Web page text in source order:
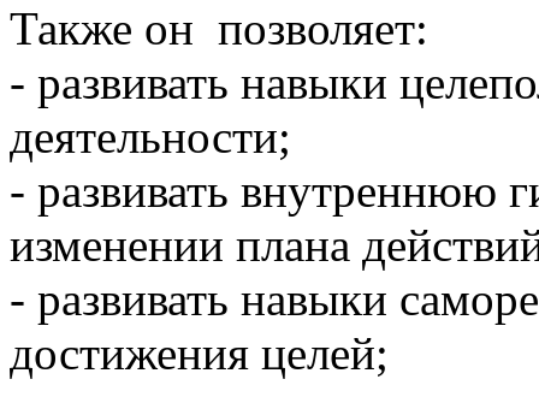
Также он позволяет:
- развивать навыки
деятельности;
- развивать внутреннюю
изменении плана
- развивать навыки
достижения целей;